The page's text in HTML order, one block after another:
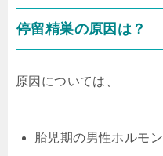
停留精巣の原因は？
原因については、
胎児期の男性ホルモン